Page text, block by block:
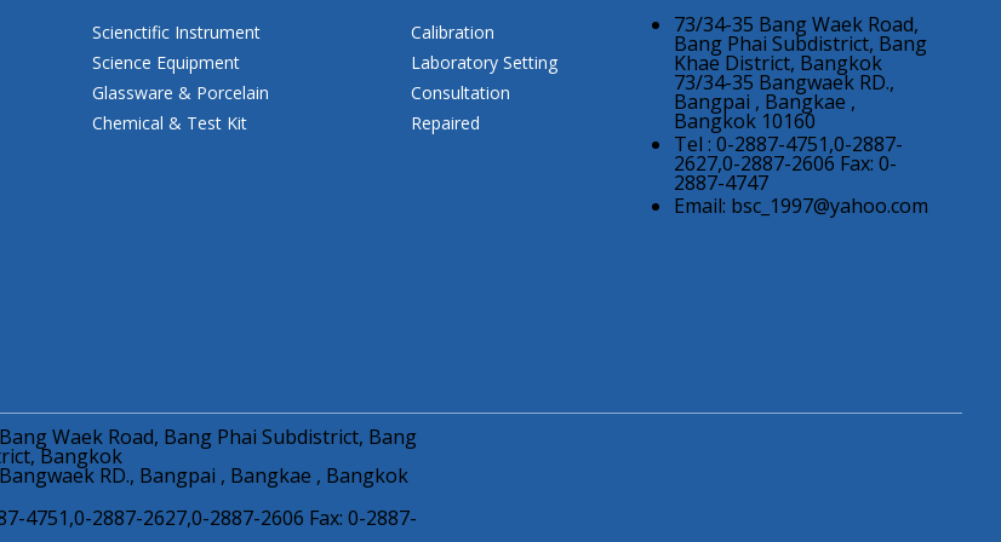
Scienctific Instrument
Science Equipment
Glassware & Porcelain
Chemical & Test Kit
Calibration
Laboratory Setting
Consultation
Repaired
73/34-35 Bang Waek Road,
Bang Phai Subdistrict, Bang
Khae District, Bangkok
73/34-35 Bangwaek RD.,
Bangpai , Bangkae ,
Bangkok 10160
Tel : 0-2887-4751,0-2887-
2627,0-2887-2606 Fax: 0-
2887-4747
Email: bsc_1997@yahoo.com
Waek Road, Bang Phai Subdistrict, Bang
Bangkok
RD., Bangpai , Bangkae , Bangkok
4751,0-2887-2627,0-2887-2606 Fax: 0-2887-